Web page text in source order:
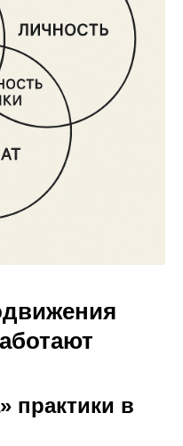
практики в